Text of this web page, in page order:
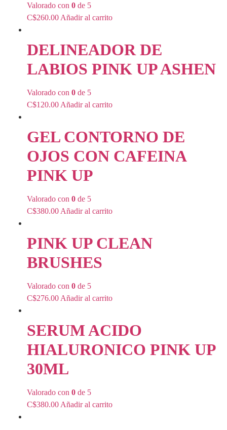
Valorado con0 de 5
C$260.00 Añadir al carrito
DELINEADOR DE
LABIOS PINK UP ASHEN
Valorado con0 de 5
C$120.00 Añadir al carrito
GEL CONTORNO DE
OJOS CON CAFEINA
PINK UP
Valorado con0 de 5
C$380.00 Añadir al carrito
PINK UP CLEAN
BRUSHES
Valorado con0 de 5
C$276.00 Añadir al carrito
SERUM ACIDO
HIALURONICO PINK UP
30ML
Valorado con0 de 5
C$380.00 Añadir al carrito